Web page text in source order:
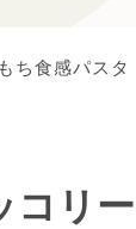
ち食感パスタ
コリ